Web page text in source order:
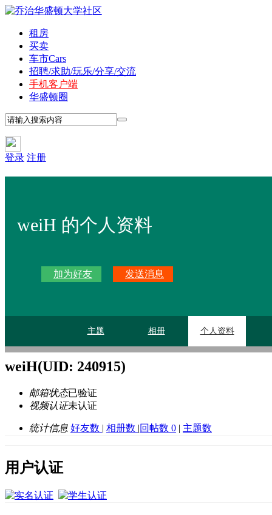
租房
买卖
车市Cars
招聘/求助/玩乐/分享/交流
手机客户端
华盛顿圈
登录 注册
weiH 的个人资料
加为好友 发送消息
主题 相册 个人资料
weiH(UID: 240915)
邮箱状态已验证
视频认证未认证
统计信息 好友数 | 相册数 |回帖数 0 | 主题数
用户认证